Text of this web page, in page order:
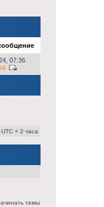
07:36
+ 2 часа
темы